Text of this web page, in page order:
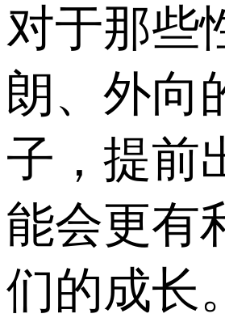
对于那些
朗、外向
子，提前
能会更有
们的成长